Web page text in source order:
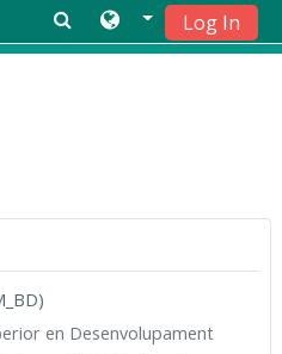
Log In
en Desenvolupament